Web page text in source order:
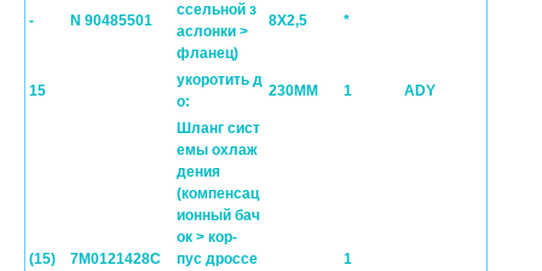
- N 90485501
ссельной з
аслонки >
фланец)
8X2,5 *
15
укоротить д
о:
230MM 1 ADY
(15) 7M0121428C
Шланг сист
емы охлаж
дения
(компенсац
ионный бач
ок > кор-
пус дроссе
1